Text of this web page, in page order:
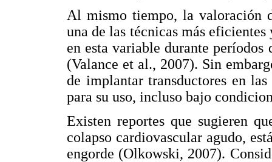
Al mismo tiempo, la valoración
una de las técnicas más
en esta variable durante
(Valance et al., 2007). Sin
de implantar transductores en
para su uso, incluso bajo
Existen reportes que sugieren
colapso cardiovascular agudo,
engorde (Olkowski, 2007).